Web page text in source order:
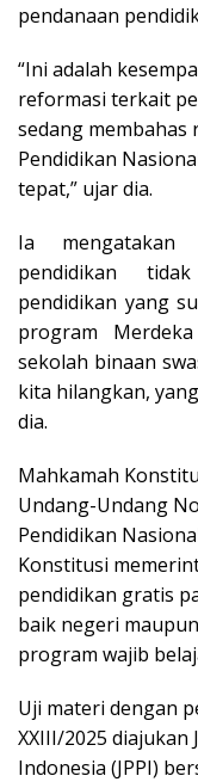
pendanaan
“Ini adalah
reformasi terkait
sedang membahas
Pendidikan
tepat,” ujar dia.
Ia mengatakan
pendidikan
pendidikan yang
program
sekolah binaan
kita hilangkan,
dia.
Mahkamah
Undang-Undang
Pendidikan
Konstitusi
pendidikan gratis
baik negeri
program wajib
Uji materi dengan
XXIII/2025 diajukan
Indonesia (JPPI)